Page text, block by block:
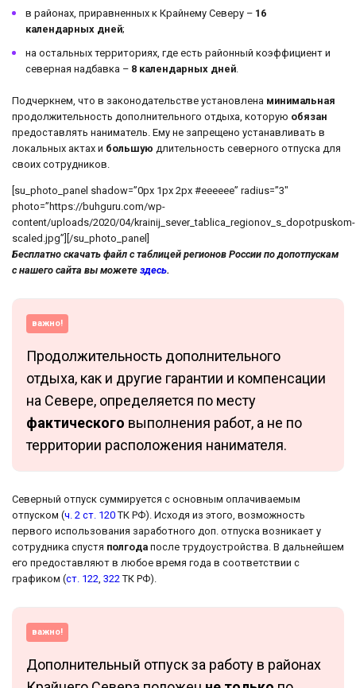
в районах, приравненных к Крайнему Северу – 16
календарных дней;
на остальных территориях, где есть районный коэффициент и
северная надбавка – 8 календарных дней.
Подчеркнем, что в законодательстве установлена минимальная
продолжительность дополнительного отдыха, которую обязан
предоставлять наниматель. Ему не запрещено устанавливать в
локальных актах и большую длительность северного отпуска для
своих сотрудников.
[su_photo_panel shadow=”0px 1px 2px #eeeeee” radius=”3″
photo=”https://buhguru.com/wp-
content/uploads/2020/04/krainij_sever_tablica_regionov_s_dopotpuskom-
scaled.jpg”][/su_photo_panel]
Бесплатно скачать файл с таблицей регионов России по допотпускам
с нашего сайта вы можете здесь.
важно!
Продолжительность дополнительного
отдыха, как и другие гарантии и компенсации
на Севере, определяется по месту
фактического выполнения работ, а не по
территории расположения нанимателя.
Северный отпуск суммируется с основным оплачиваемым
отпуском (ч. 2 ст. 120 ТК РФ). Исходя из этого, возможность
первого использования заработного доп. отпуска возникает у
сотрудника спустя полгода после трудоустройства. В дальнейшем
его предоставляют в любое время года в соответствии с
графиком (ст. 122 322 ТК РФ).
важно!
Дополнительный отпуск за работу в районах